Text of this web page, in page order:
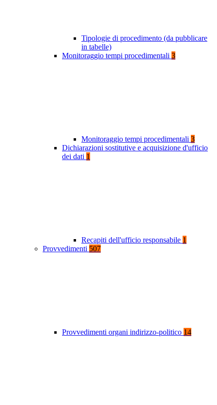
Tipologie di procedimento (da pubblicare
in tabelle)
Monitoraggio tempi procedimentali 3
Monitoraggio tempi procedimentali 3
Dichiarazioni sostitutive e acquisizione d'ufficio
dei dati 1
Recapiti dell'ufficio responsabile 1
Provvedimenti 507
Provvedimenti organi indirizzo-politico 14